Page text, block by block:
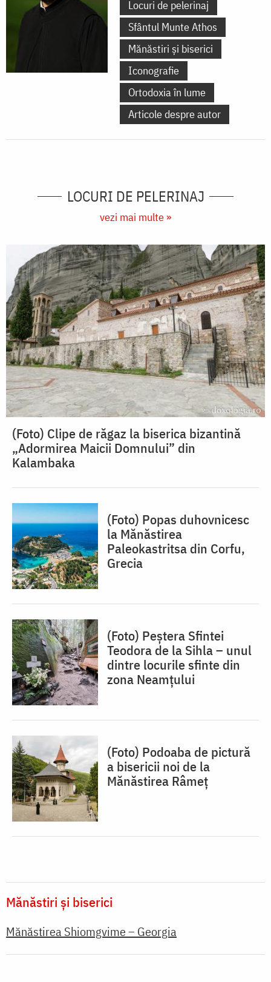
Locuri de pelerinaj
Sfântul Munte Athos
Mănăstiri și biserici
Iconografie
Ortodoxia în lume
Articole despre autor
LOCURI DE PELERINAJ
vezi mai multe »
(Foto) Clipe de răgaz la biserica bizantină
„Adormirea Maicii Domnului” din
Kalambaka
(Foto) Popas duhovnicesc
la Mănăstirea
Paleokastritsa din Corfu,
Grecia
(Foto) Peștera Sfintei
Teodora de la Sihla – unul
dintre locurile sfinte din
zona Neamțului
(Foto) Podoaba de pictură
a bisericii noi de la
Mănăstirea Râmeț
Mănăstiri și biserici
Mănăstirea Shiomgvime – Georgia